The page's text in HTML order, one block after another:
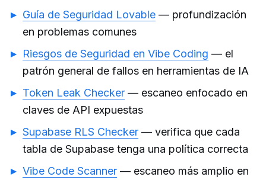
Guía de Seguridad Lovable — profundización
en problemas comunes
Riesgos de Seguridad en Vibe Coding — el
patrón general de fallos en herramientas de IA
Token Leak Checker — escaneo enfocado en
claves de API expuestas
Supabase RLS Checker — verifica que cada
tabla de Supabase tenga una política correcta
Vibe Code Scanner — escaneo más amplio en